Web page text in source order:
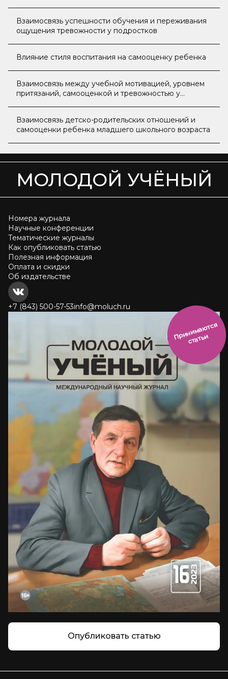
Взаимосвязь успешности обучения и переживания
ощущения тревожности у подростков
Влияние стиля воспитания на самооценку ребенка
Взаимосвязь между учебной мотивацией, уровнем
притязаний, самооценкой и тревожностью у
Взаимосвязь детско-родительских отношений и
самооценки ребенка младшего школьного возраста
МОЛОДОЙ УЧЁНЫЙ
Номера журнала
Научные конференции
Тематические журналы
Как опубликовать статью
Полезная информация
Оплата и скидки
Об издательстве
+7 (843) 500-57-53info@moluch.ru
П
р
и
н
и
м
а
ют
с
я
ст
ать
и
Опубликовать статью